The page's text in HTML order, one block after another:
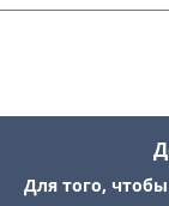
Для того,